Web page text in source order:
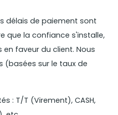
délais de paiement sont
que la confiance s'installe,
faveur du client. Nous
(basées sur le taux de
: T/T (Virement), CASH,